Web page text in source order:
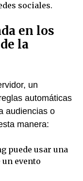
sociales.
en los
la
un
automáticas
audiencias o
manera:
puede usar una
evento